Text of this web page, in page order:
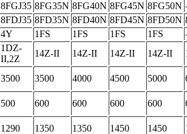
8FGJ35 8FG35N 8FG40N 8FG45N 8FG50N
8FDJ35 8FD35N 8FD40N 8FD45N 8FD50N
4Y 1FS 1FS 1FS 1FS
1DZ-
II,2Z
14Z-II 14Z-II 14Z-II 14Z-II
3500 3500 4000 4500 5000
500 600 600 600 600
1290 1350 1350 1450 1450